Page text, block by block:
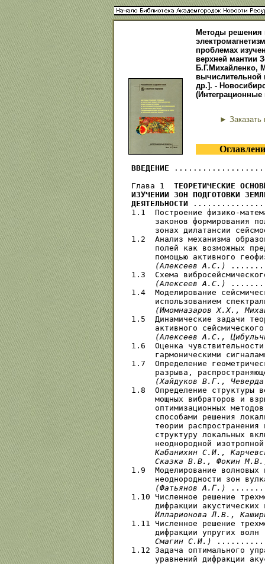
Методы решения
проблемах
верхней мантии
Б.Г.Михайленко,
вычислительной
др.]. -
► Заказать
ВВЕДЕНИЕ
Глава 1 ТЕОРЕТИЧЕСКИЕ
ИЗУЧЕНИИ ЗОН ПОДГОТОВКИ
ДЕЯТЕЛЬНОСТИ
1.1  Построение физико-
законов формирования
зонах дилатансии
1.2  Анализ механизма
полей как возможных
помощью активного
(Алексеев А.С.)
1.3  Схема
(Алексеев А.С.)
1.4  Моделирование
использованием
(Имомназаров X.X.,
1.5  Динамические задачи
активного
(Алексеев А.С.,
1.6  Оценка
гармоническими
1.7  Определение
разрыва,
(Хайдуков В.Г.,
1.8  Определение структуры
мощных вибраторов и
оптимизационных
способами решения
теории распространения
структуру локальных
неоднородной
Кабанихин С.И.,
Сказка В.В., Фокин
1.9  Моделирование волновых
неоднородности зон
(Фатьянов А.Г.)
1.10 Численное решение
дифракции акустических
Илларионова Л.В.,
1.11 Численное решение
     дифракции упругих волн
     Смагин С.И.)
1.12 Задача оптимального
уравнений дифракции